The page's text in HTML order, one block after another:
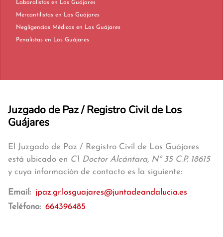
Laboralistas en Los Guájares
Mercantilistas en Los Guájares
Negligencias Médicas en Los Guájares
Penalistas en Los Guájares
Juzgado de Paz / Registro Civil de Los
Guájares
El Juzgado de Paz / Registro Civil de Los Guájares
está ubicado en C\ Doctor Alcántara, Nº 35 C.P. 18615
y cuya información de contacto es la siguiente:
Email: jpaz.gr.losguajares@juntadeandalucia.es
Teléfono: 664396485